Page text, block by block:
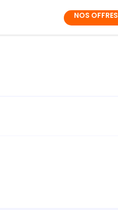
NOS OFFRES